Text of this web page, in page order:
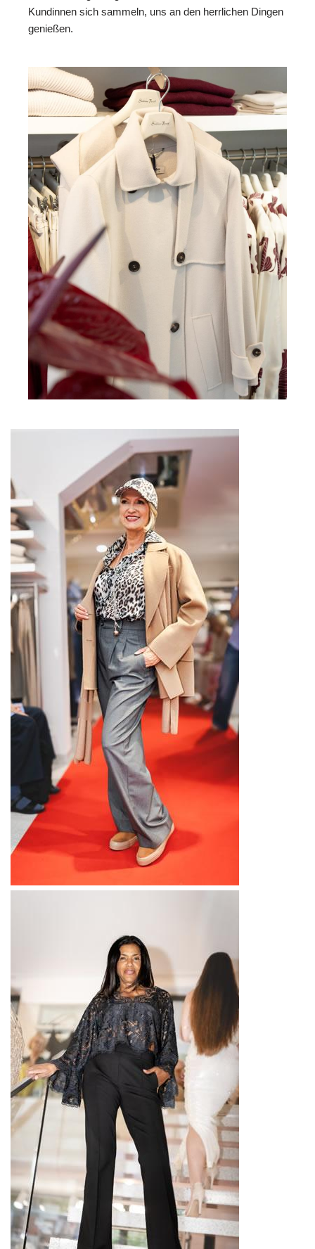
Kundinnen sich sammeln, uns an den herrlichen Dingen
genießen.